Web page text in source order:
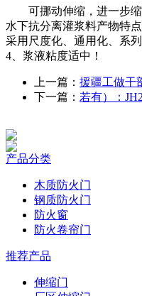
可挪动伸缩，进一步缩
水下抗分离灌浆料产物特
采用尺度化、通用化、系
4、浆液粘度适中！
上一篇： 援疆工做干
下一篇： 若有）：
产品分类
木质防火门
钢质防火门
防火窗
防火卷帘门
推荐产品
伸缩门